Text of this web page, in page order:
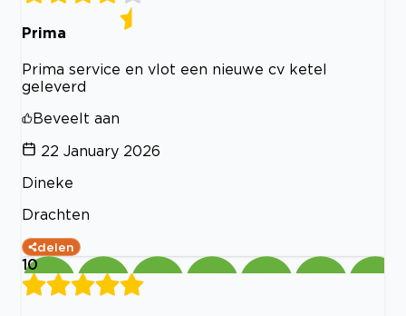
Prima
Prima service en vlot een nieuwe cv ketel
geleverd
Beveelt aan
22 January 2026
Dineke
Drachten
delen
10